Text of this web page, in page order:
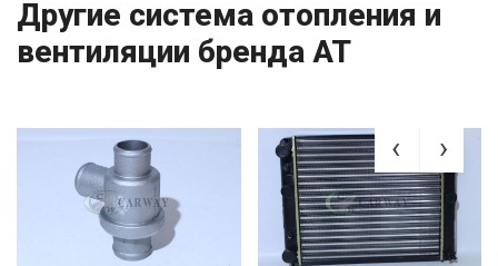
Другие система отопления и
вентиляции бренда AT